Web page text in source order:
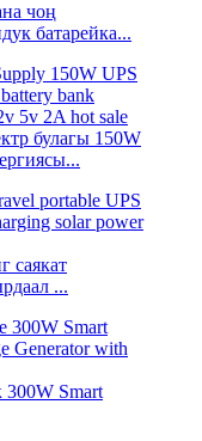
чоң
батарейка...
булагы 150W
саякат
...
Smart